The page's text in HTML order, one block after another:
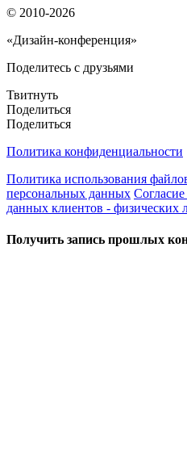
© 2010-2026
«Дизайн-конференция»
Поделитесь с друзьями
Твитнуть
Поделиться
Поделиться
Политика конфиденциальности
Политика использования
персональных данных
данных клиентов - физических
Получить запись прошлых